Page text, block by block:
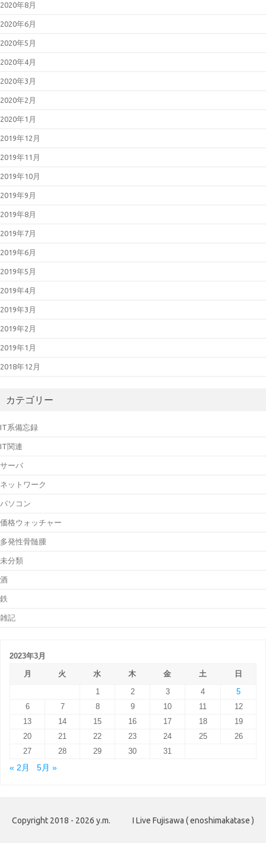
2020年8月
2020年6月
2020年5月
2020年4月
2020年3月
2020年2月
2020年1月
2019年12月
2019年11月
2019年10月
2019年9月
2019年8月
2019年7月
2019年6月
2019年5月
2019年4月
2019年3月
2019年2月
2019年1月
2018年12月
カテゴリー
IT系備忘録
IT関連
サーバ
ネットワーク
パソコン
価格ウォッチャー
多発性骨髄腫
未分類
酒
鉄
雑記
2023年3月
月
火 水 木 金 土
日
1
2 3 4
5
6
7 8 9 10 11
12
13
14 15 16 17 18
19
20
21 22 23 24 25
26
27
28 29 30
31
« 2月
5月 »
Copyright 2018 - 2026 y.m. I Live Fujisawa ( enoshimakatase )